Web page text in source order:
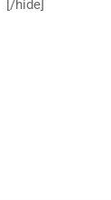
[/hide]